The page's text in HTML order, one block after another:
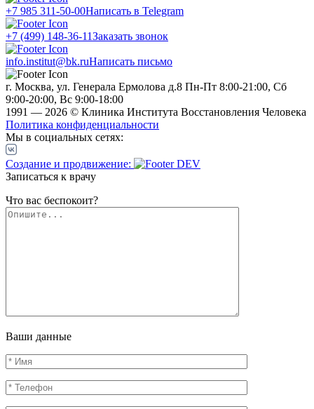
+7 985 311-50-00Написать в Telegram
+7 (499) 148-36-11Заказать звонок
info.institut@bk.ruНаписать письмо
г. Москва, ул. Генерала Ермолова д.8 Пн-Пт 8:00-21:00, Сб
9:00-20:00, Вс 9:00-18:00
1991 — 2026 © Клиника Института Восстановления Человека
Политика конфиденциальности
Мы в социальных сетях:
Создание и продвижение:
Записаться к врачу
Что вас беспокоит?
Ваши данные